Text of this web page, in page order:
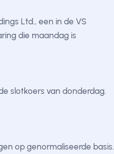
Ltd., een in de VS
die maandag is
slotkoers van donderdag.
op genormaliseerde basis.